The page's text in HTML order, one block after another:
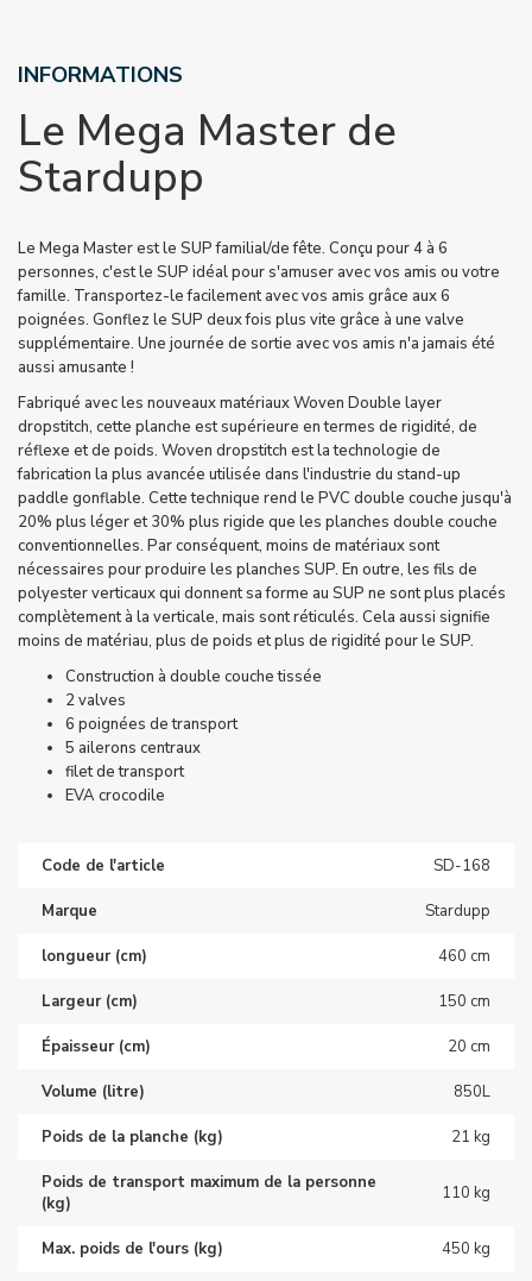
INFORMATIONS
Le Mega Master de
Stardupp
Le Mega Master est le SUP familial/de fête. Conçu pour 4 à 6
personnes, c'est le SUP idéal pour s'amuser avec vos amis ou votre
famille. Transportez-le facilement avec vos amis grâce aux 6
poignées. Gonflez le SUP deux fois plus vite grâce à une valve
supplémentaire. Une journée de sortie avec vos amis n'a jamais été
aussi amusante !
Fabriqué avec les nouveaux matériaux Woven Double layer
dropstitch, cette planche est supérieure en termes de rigidité, de
réflexe et de poids. Woven dropstitch est la technologie de
fabrication la plus avancée utilisée dans l'industrie du stand-up
paddle gonflable. Cette technique rend le PVC double couche jusqu'à
20% plus léger et 30% plus rigide que les planches double couche
conventionnelles. Par conséquent, moins de matériaux sont
nécessaires pour produire les planches SUP. En outre, les fils de
polyester verticaux qui donnent sa forme au SUP ne sont plus placés
complètement à la verticale, mais sont réticulés. Cela aussi signifie
moins de matériau, plus de poids et plus de rigidité pour le SUP.
Construction à double couche tissée
2 valves
6 poignées de transport
5 ailerons centraux
filet de transport
EVA crocodile
Code de l'article SD-168
Marque Stardupp
longueur (cm) 460 cm
Largeur (cm) 150 cm
Épaisseur (cm) 20 cm
Volume (litre) 850L
Poids de la planche (kg) 21 kg
Poids de transport maximum de la personne
(kg)
110 kg
Max. poids de l'ours (kg) 450 kg